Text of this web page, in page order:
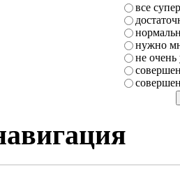
все супер
нужно
не очень